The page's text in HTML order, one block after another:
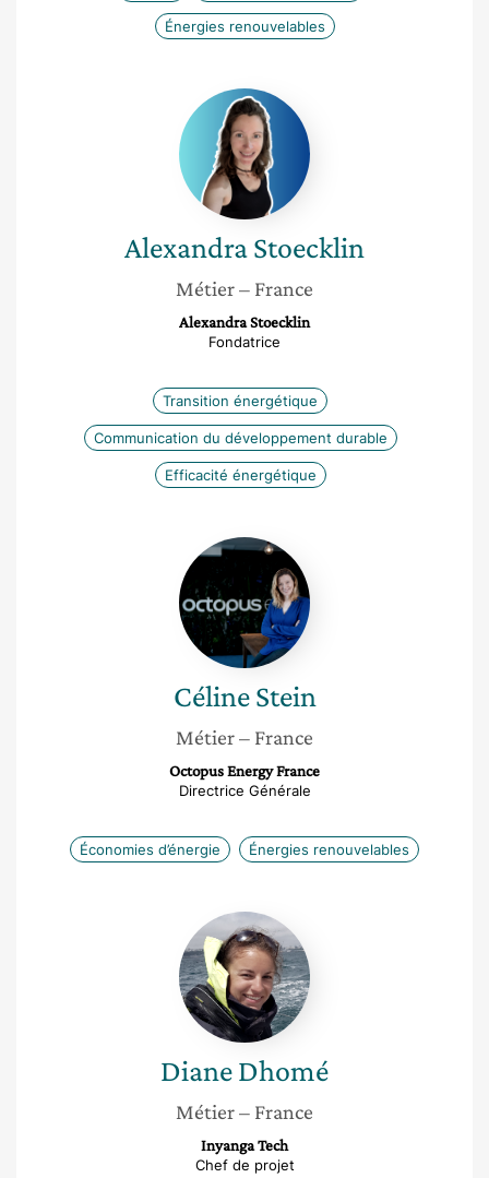
Énergies renouvelables
Alexandra
Stoecklin
AlexandraStoecklin
Métier– France
Alexandra Stoecklin
Fondatrice
Transition énergétique
Communication du développement durable
Efficacité énergétique
Céline
Stein
Céline Stein
Métier– France
Octopus Energy France
Directrice Générale
Économies d’énergie Énergies renouvelables
Diane
Dhomé
DianeDhomé
Métier– France
Inyanga Tech
Chef de projet